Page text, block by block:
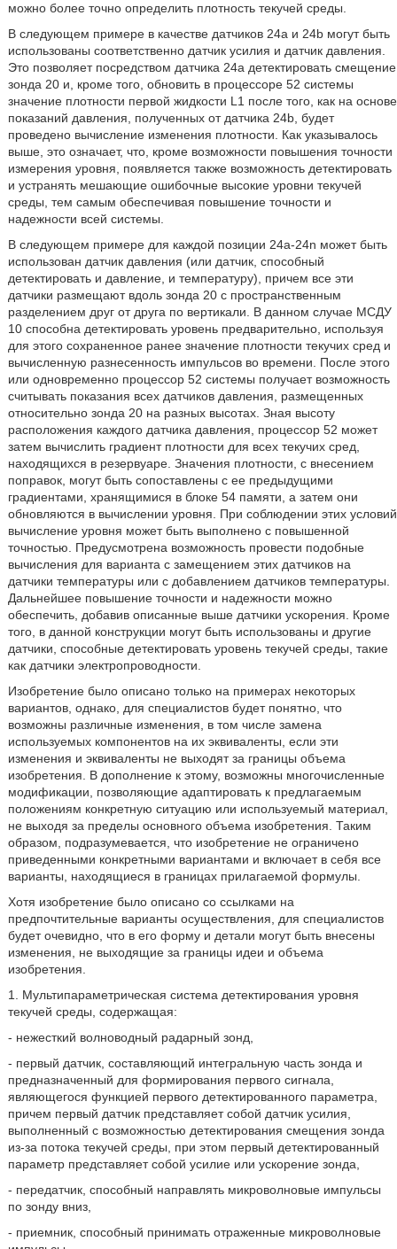
можно более точно определить плотность текучей среды.
В следующем примере в качестве датчиков 24а и 24b могут быть
использованы соответственно датчик усилия и датчик давления.
Это позволяет посредством датчика 24а детектировать смещение
зонда 20 и, кроме того, обновить в процессоре 52 системы
значение плотности первой жидкости L1 после того, как на основе
показаний давления, полученных от датчика 24b, будет
проведено вычисление изменения плотности. Как указывалось
выше, это означает, что, кроме возможности повышения точности
измерения уровня, появляется также возможность детектировать
и устранять мешающие ошибочные высокие уровни текучей
среды, тем самым обеспечивая повышение точности и
надежности всей системы.
В следующем примере для каждой позиции 24а-24n может быть
использован датчик давления (или датчик, способный
детектировать и давление, и температуру), причем все эти
датчики размещают вдоль зонда 20 с пространственным
разделением друг от друга по вертикали. В данном случае МСДУ
10 способна детектировать уровень предварительно, используя
для этого сохраненное ранее значение плотности текучих сред и
вычисленную разнесенность импульсов во времени. После этого
или одновременно процессор 52 системы получает возможность
считывать показания всех датчиков давления, размещенных
относительно зонда 20 на разных высотах. Зная высоту
расположения каждого датчика давления, процессор 52 может
затем вычислить градиент плотности для всех текучих сред,
находящихся в резервуаре. Значения плотности, с внесением
поправок, могут быть сопоставлены с ее предыдущими
градиентами, хранящимися в блоке 54 памяти, а затем они
обновляются в вычислении уровня. При соблюдении этих условий
вычисление уровня может быть выполнено с повышенной
точностью. Предусмотрена возможность провести подобные
вычисления для варианта с замещением этих датчиков на
датчики температуры или с добавлением датчиков температуры.
Дальнейшее повышение точности и надежности можно
обеспечить, добавив описанные выше датчики ускорения. Кроме
того, в данной конструкции могут быть использованы и другие
датчики, способные детектировать уровень текучей среды, такие
как датчики электропроводности.
Изобретение было описано только на примерах некоторых
вариантов, однако, для специалистов будет понятно, что
возможны различные изменения, в том числе замена
используемых компонентов на их эквиваленты, если эти
изменения и эквиваленты не выходят за границы объема
изобретения. В дополнение к этому, возможны многочисленные
модификации, позволяющие адаптировать к предлагаемым
положениям конкретную ситуацию или используемый материал,
не выходя за пределы основного объема изобретения. Таким
образом, подразумевается, что изобретение не ограничено
приведенными конкретными вариантами и включает в себя все
варианты, находящиеся в границах прилагаемой формулы.
Хотя изобретение было описано со ссылками на
предпочтительные варианты осуществления, для специалистов
будет очевидно, что в его форму и детали могут быть внесены
изменения, не выходящие за границы идеи и объема
изобретения.
1. Мультипараметрическая система детектирования уровня
текучей среды, содержащая:
- нежесткий волноводный радарный зонд,
- первый датчик, составляющий интегральную часть зонда и
предназначенный для формирования первого сигнала,
являющегося функцией первого детектированного параметра,
причем первый датчик представляет собой датчик усилия,
выполненный с возможностью детектирования смещения зонда
из-за потока текучей среды, при этом первый детектированный
параметр представляет собой усилие или ускорение зонда,
- передатчик, способный направлять микроволновые импульсы
по зонду вниз,
- приемник, способный принимать отраженные микроволновые